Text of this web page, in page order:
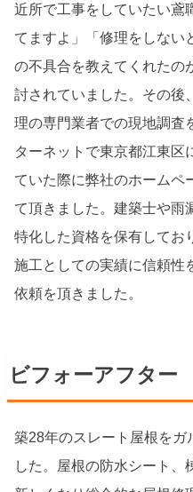
近所で工事をしていたい鳶
てますよ」「修理をしない
の不具合を教えてくれたの
討されていました。その後
理の専門業者での現地調査
ターネットで東京都江東区
ていた際に弊社のホームペ
て頂きました。建築士や雨
特化した資格を保有してお
施工としての実績に信頼性
依頼を頂きました。
ビフォーアフター
築28年のスレート屋根をガ
した。屋根の防水シート、